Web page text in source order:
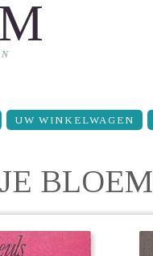
UW WINKELWAGEN
BLOEM